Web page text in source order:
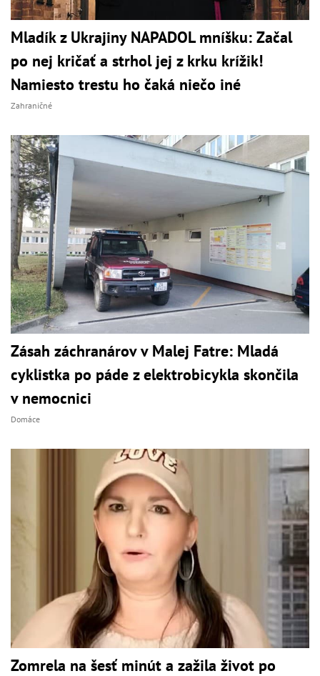
Mladík z Ukrajiny NAPADOL mníšku: Začal
po nej kričať a strhol jej z krku krížik!
Namiesto trestu ho čaká niečo iné
Zahraničné
Zásah záchranárov v Malej Fatre: Mladá
cyklistka po páde z elektrobicykla skončila
v nemocnici
Domáce
Zomrela na šesť minút a zažila život po